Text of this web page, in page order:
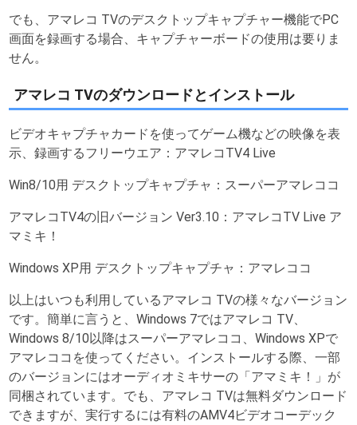
でも、アマレコ TVのデスクトップキャプチャー機能でPC
画面を録画する場合、キャプチャーボードの使用は要りま
せん。
アマレコ TVのダウンロードとインストール
ビデオキャプチャカードを使ってゲーム機などの映像を表
示、録画するフリーウエア：アマレコTV4 Live
Win8/10用 デスクトップキャプチャ：スーパーアマレココ
アマレコTV4の旧バージョン Ver3.10：アマレコTV Live ア
マミキ！
Windows XP用 デスクトップキャプチャ：アマレココ
以上はいつも利用しているアマレコ TVの様々なバージョン
です。簡単に言うと、Windows 7ではアマレコ TV、
Windows 8/10以降はスーパーアマレココ、Windows XPで
アマレココを使ってください。インストールする際、一部
のバージョンにはオーディオミキサーの「アマミキ！」が
同梱されています。でも、アマレコ TVは無料ダウンロード
できますが、実行するには有料のAMV4ビデオコーデック